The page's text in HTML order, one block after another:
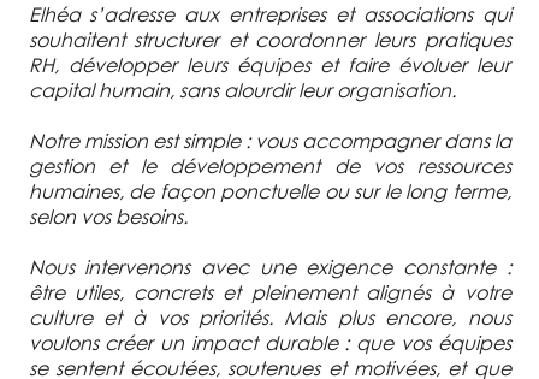
Elhéa s’adresse aux entreprises et associations qui
souhaitent structurer et coordonner leurs pratiques
RH, développer leurs équipes et faire évoluer leur
capital humain, sans alourdir leur organisation.
Notre mission est simple : vous accompagner dans la
gestion et le développement de vos ressources
humaines, de façon ponctuelle ou sur le long terme,
selon vos besoins.
Nous intervenons avec une exigence constante :
être utiles, concrets et pleinement alignés à votre
culture et à vos priorités. Mais plus encore, nous
voulons créer un impact durable : que vos équipes
se sentent écoutées, soutenues et motivées, et que